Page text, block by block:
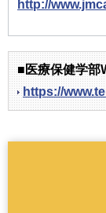
http://
■医療保健学部
https://